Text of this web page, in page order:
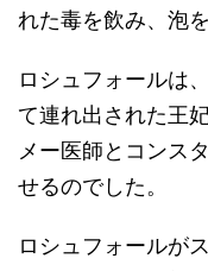
れた毒を飲み、泡
ロシュフォールは
て連れ出された王
メー医師とコンス
せるのでした。
ロシュフォールが